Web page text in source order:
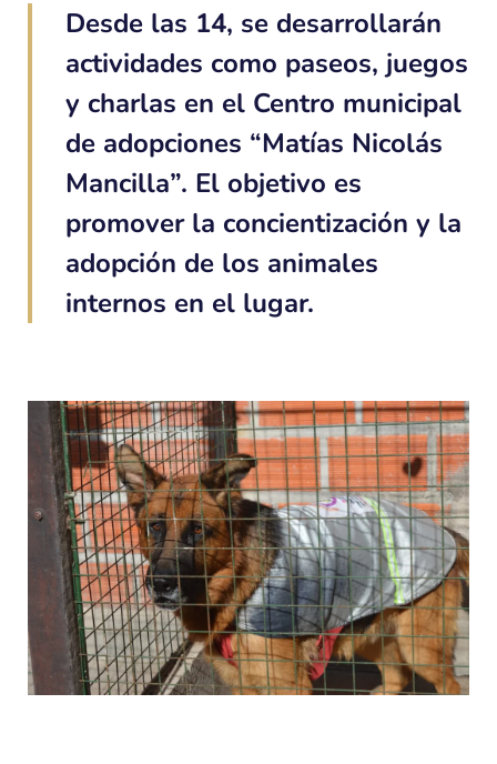
Desde las 14, se desarrollarán
actividades como paseos, juegos
y charlas en el Centro municipal
de adopciones “Matías Nicolás
Mancilla”. El objetivo es
promover la concientización y la
adopción de los animales
internos en el lugar.